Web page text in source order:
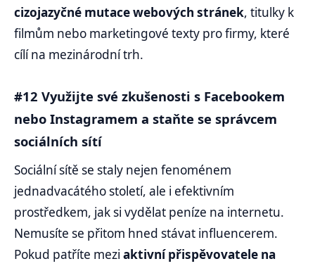
cizojazyčné mutace webových stránek, titulky k
filmům nebo marketingové texty pro firmy, které
cílí na mezinárodní trh.
#12 Využijte své zkušenosti s Facebookem
nebo Instagramem a staňte se správcem
sociálních sítí
Sociální sítě se staly nejen fenoménem
jednadvacátého století, ale i efektivním
prostředkem, jak si vydělat peníze na internetu.
Nemusíte se přitom hned stávat influencerem.
Pokud patříte mezi aktivní přispěvovatele na